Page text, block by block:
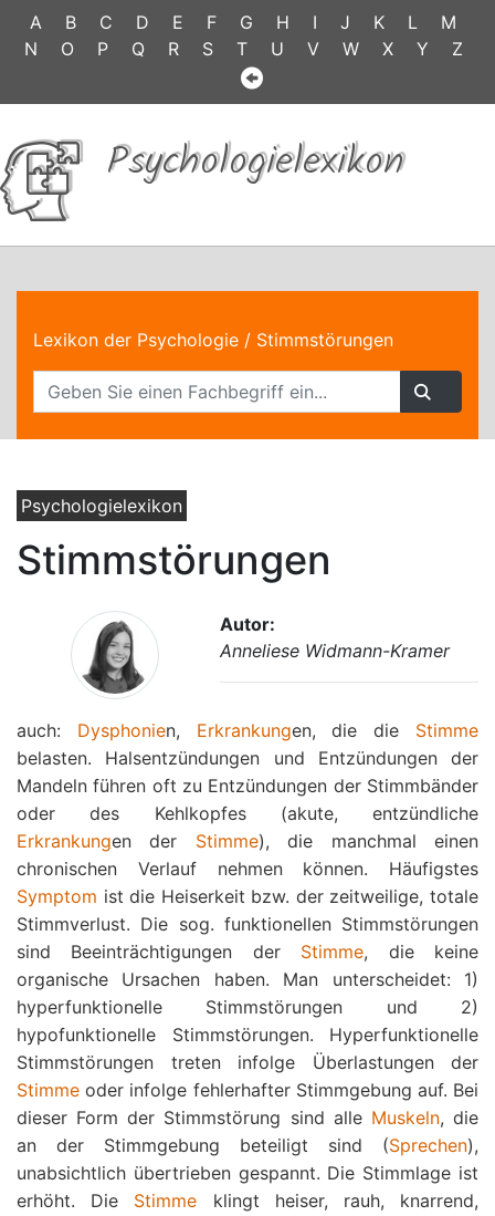
A B C D E F G H I J K L
M
N
O P Q R S T U V W X Y Z
Psychologielexikon
Lexikon der Psychologie / Stimmstörungen
Psychologielexikon
Stimmstörungen
Autor:
Anneliese Widmann-Kramer
auch: Dysphonien, Erkrankungen, die die Stimme
belasten. Halsentzündungen und Entzündungen der
Mandeln führen oft zu Entzündungen der Stimmbänder
oder des Kehlkopfes (akute, entzündliche
Erkrankungen der Stimme), die manchmal einen
chronischen Verlauf nehmen können. Häufigstes
Symptom ist die Heiserkeit bzw. der zeitweilige, totale
Stimmverlust. Die sog. funktionellen Stimmstörungen
sind Beeinträchtigungen der Stimme, die keine
organische Ursachen haben. Man unterscheidet: 1)
hyperfunktionelle Stimmstörungen und 2)
hypofunktionelle Stimmstörungen. Hyperfunktionelle
Stimmstörungen treten infolge Überlastungen der
Stimme oder infolge fehlerhafter Stimmgebung auf. Bei
dieser Form der Stimmstörung sind alle Muskeln, die
an der Stimmgebung beteiligt sind (Sprechen),
unabsichtlich übertrieben gespannt. Die Stimmlage ist
erhöht. Die Stimme klingt heiser, rauh, knarrend,